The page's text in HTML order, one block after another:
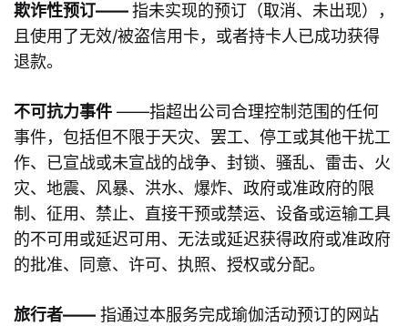
欺诈性预订——指未实现的预订（取消、未出现），
且使用了无效/被盗信用卡，或者持卡人已成功获得
退款。
不可抗力事件 ——指超出公司合理控制范围的任何
事件，包括但不限于天灾、罢工、停工或其他干扰工
作、已宣战或未宣战的战争、封锁、骚乱、雷击、火
灾、地震、风暴、洪水、爆炸、政府或准政府的限
制、征用、禁止、直接干预或禁运、设备或运输工具
的不可用或延迟可用、无法或延迟获得政府或准政府
的批准、同意、许可、执照、授权或分配。
旅行者—— 指通过本服务完成瑜伽活动预订的网站